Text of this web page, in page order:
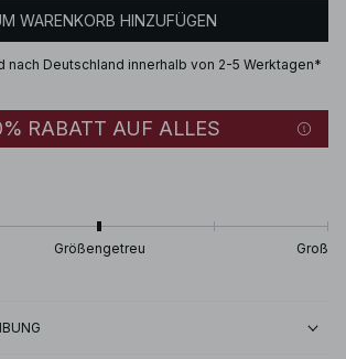
WARENKORB HINZUFÜGEN
nach Deutschland innerhalb von 2-5 Werktagen*
RABATT AUF ALLES
Größengetreu Groß